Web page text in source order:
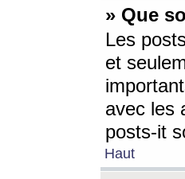
» Que
Les
et
avec les
posts-it
Haut